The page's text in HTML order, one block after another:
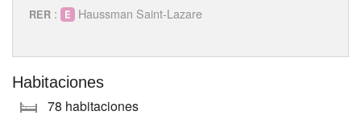
RER : Haussman Saint-Lazare
Habitaciones
78 habitaciones